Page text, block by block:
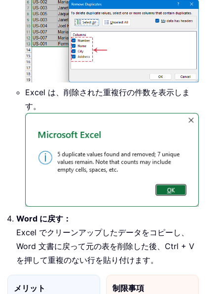
Excel は、削除された重複行の件数を表示しま
す。
Word に戻す：
Excel でクリーンアップしたデータをコピーし、
Word 文書に戻って元の表を削除した後、Ctrl + V
を押して重複のない行を貼り付けます。
メリット
制限事項